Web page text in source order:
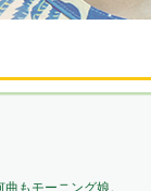
もモーニング娘。